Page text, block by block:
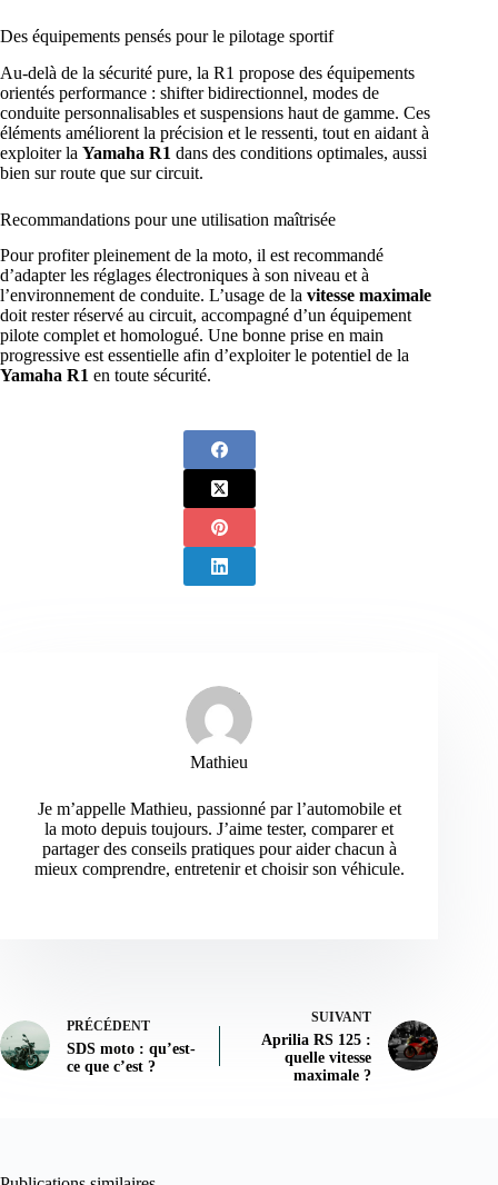
Des équipements pensés pour le pilotage sportif
Au-delà de la sécurité pure, la R1 propose des équipements
orientés performance : shifter bidirectionnel, modes de
conduite personnalisables et suspensions haut de gamme. Ces
éléments améliorent la précision et le ressenti, tout en aidant à
exploiter la Yamaha R1 dans des conditions optimales, aussi
bien sur route que sur circuit.
Recommandations pour une utilisation maîtrisée
Pour profiter pleinement de la moto, il est recommandé
d’adapter les réglages électroniques à son niveau et à
l’environnement de conduite. L’usage de la vitesse maximale
doit rester réservé au circuit, accompagné d’un équipement
pilote complet et homologué. Une bonne prise en main
progressive est essentielle afin d’exploiter le potentiel de la
Yamaha R1 en toute sécurité.
Mathieu
Je m’appelle Mathieu, passionné par l’automobile et
la moto depuis toujours. J’aime tester, comparer et
partager des conseils pratiques pour aider chacun à
mieux comprendre, entretenir et choisir son véhicule.
PRÉCÉDENT
SDS moto : qu’est-
ce que c’est ?
SUIVANT
Aprilia RS 125 :
quelle vitesse
maximale ?